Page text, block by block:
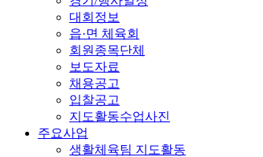
대회정보
읍·면 체육회
회원종목단체
보도자료
채용공고
입찰공고
지도활동수업사진
주요사업
생활체육팀 지도활동